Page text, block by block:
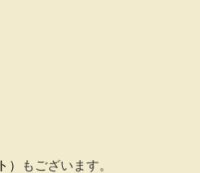
）
もございます。